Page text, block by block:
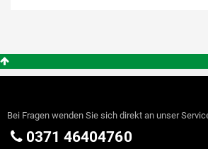
Bei Fragen wenden Sie sich direkt an unser
0371 46404760